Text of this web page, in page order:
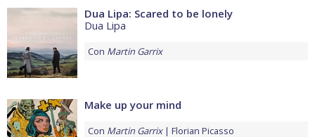
Dua Lipa: Scared to be lonely
Dua Lipa
Con Martin Garrix
Make up your mind
Con Martin Garrix Florian Picasso